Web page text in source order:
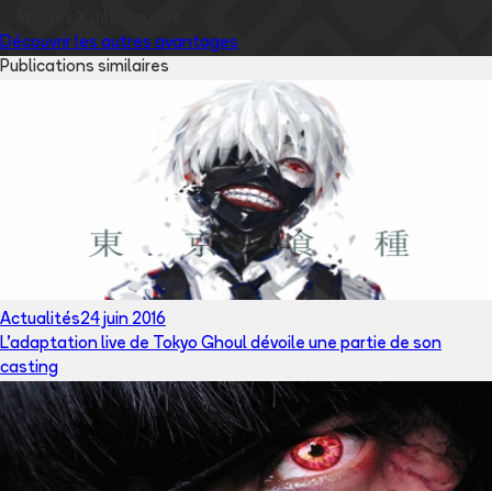
Découvrir les autres avantages
Publications similaires
Actualités24 juin 2016
L'adaptation live de Tokyo Ghoul dévoile une partie de son
casting